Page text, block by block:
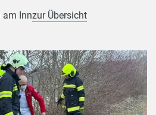
am Innzur Übersicht